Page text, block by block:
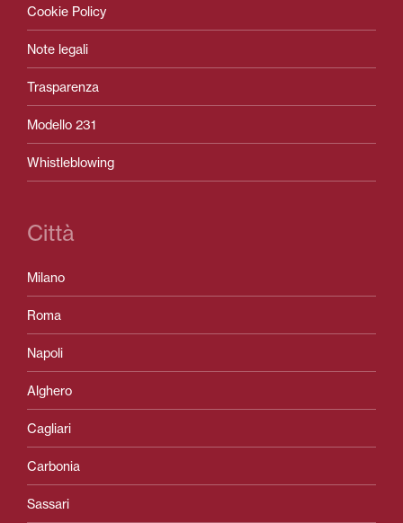
Cookie Policy
Note legali
Trasparenza
Modello 231
Whistleblowing
Città
Milano
Roma
Napoli
Alghero
Cagliari
Carbonia
Sassari